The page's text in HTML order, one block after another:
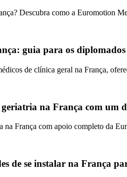
Descubra como a Euromotion
guia para os diplomados
de clínica geral na França,
na França com um
na França com apoio completo da
de se instalar na França